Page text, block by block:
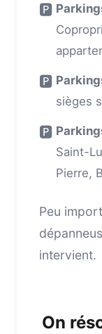
🅿️
🅿️
sièges
🅿️
Saint-
Pierre,
Peu
intervient.
On